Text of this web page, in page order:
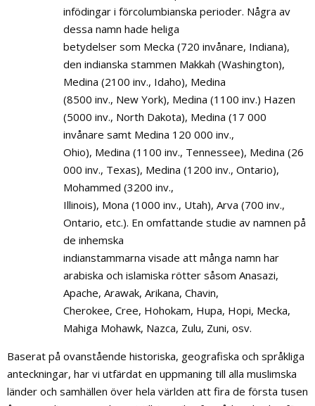
infödingar i förcolumbianska perioder. Några av
dessa namn hade heliga
betydelser som Mecka (720 invånare, Indiana),
den indianska stammen Makkah (Washington),
Medina (2100 inv., Idaho), Medina
(8500 inv., New York), Medina (1100 inv.) Hazen
(5000 inv., North Dakota), Medina (17 000
invånare samt Medina 120 000 inv.,
Ohio), Medina (1100 inv., Tennessee), Medina (26
000 inv., Texas), Medina (1200 inv., Ontario),
Mohammed (3200 inv.,
Illinois), Mona (1000 inv., Utah), Arva (700 inv.,
Ontario, etc.). En omfattande studie av namnen på
de inhemska
indianstammarna visade att många namn har
arabiska och islamiska rötter såsom Anasazi,
Apache, Arawak, Arikana, Chavin,
Cherokee, Cree, Hohokam, Hupa, Hopi, Mecka,
Mahiga Mohawk, Nazca, Zulu, Zuni, osv.
Baserat på ovanstående historiska, geografiska och språkliga
anteckningar, har vi utfärdat en uppmaning till alla muslimska
länder och samhällen över hela världen att fira de första tusen